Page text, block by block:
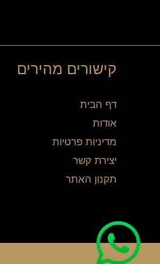
קישורים מהירים
דף הבית
אודות
מדיניות פרטיות
יצירת קשר
תקנון האתר